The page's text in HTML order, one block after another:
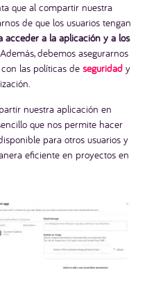
que al compartir nuestra
de que los usuarios tengan
a la aplicación y a los
debemos asegurarnos
las políticas de seguridady
nuestra aplicación en
que nos permite hacer
para otros usuarios y
eficiente en proyectos en